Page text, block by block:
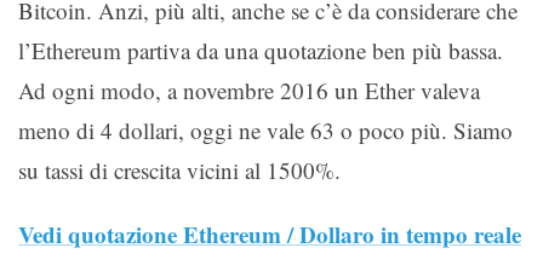
Bitcoin. Anzi, più alti, anche se c’è da considerare che
l’Ethereum partiva da una quotazione ben più bassa.
Ad ogni modo, a novembre 2016 un Ether valeva
meno di 4 dollari, oggi ne vale 63 o poco più. Siamo
su tassi di crescita vicini al 1500%.
Vedi quotazione Ethereum / Dollaro in tempo reale